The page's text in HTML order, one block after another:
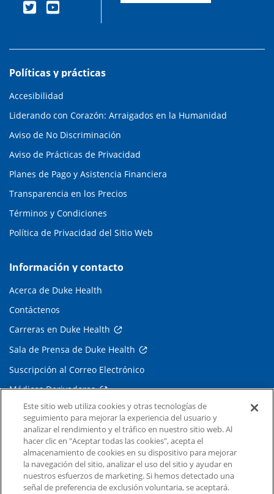
Políticas y prácticas
Accesibilidad
Liderando con Corazón: Arraigados en la Humanidad
Aviso de No Discriminación
Aviso de Prácticas de Privacidad
Planes de Pago y Asistencia Financiera
Transparencia en los Precios
Términos y Condiciones
Política de Privacidad del Sitio Web
Información y contacto
Acerca de Duke Health
Contáctenos
Carreras en Duke Health
Sala de Prensa de Duke Health
Suscripción al Correo Electrónico
Médicos Derivadores
Enlaces relacionados
Duke Cancer Institute
Duke Children's
Duke School of Medicine
Este sitio web utiliza cookies y otras tecnologías de
seguimiento para mejorar la experiencia del usuario y
analizar el rendimiento y el tráfico en nuestro sitio web. Al
hacer clic en "Aceptar todas las cookies", acepta el
almacenamiento de cookies en su dispositivo para mejorar
la navegación del sitio, analizar el uso del sitio y ayudar en
nuestros esfuerzos de marketing. Si hemos detectado una
señal de preferencia de exclusión voluntaria, se aceptará.